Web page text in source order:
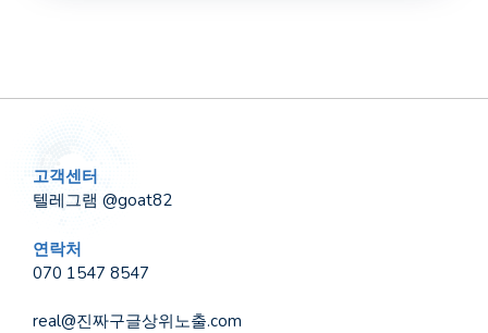
고객센터
텔레그램 @goat82
연락처
070 1547 8547
real@진짜구글상위노출.com